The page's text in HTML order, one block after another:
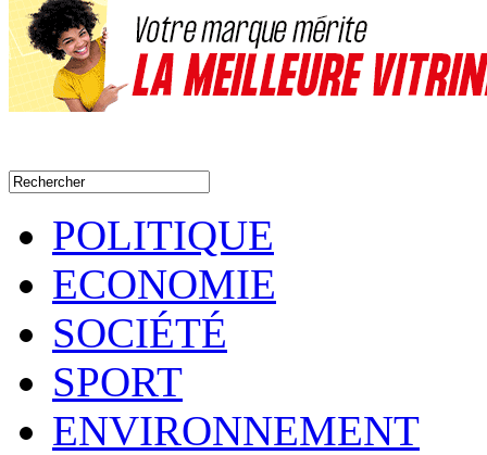
POLITIQUE
ECONOMIE
SOCIÉTÉ
SPORT
ENVIRONNEMENT